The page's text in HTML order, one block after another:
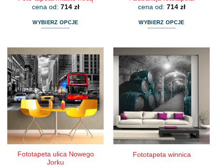
cena od: 714 zł
WYBIERZ OPCJE
ma
wiele
wariantów.
Opcje
można
wybrać
na
stronie
produktu
cena od: 714 zł
WYBIERZ OPCJE
ma
wiele
wariantów.
Opcje
można
wybrać
na
stronie
produktu
Fototapeta ulica Nowego
Jorku
Fototapeta winnica